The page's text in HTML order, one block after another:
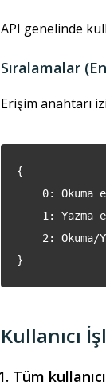
API genelinde
Sıralamalar
Erişim anahtarı
{
0: Okuma
1: Yazma
2: Okuma/
}
Kullanıcı
Tüm